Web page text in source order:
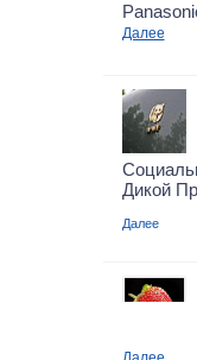
Далее
Дикой
Далее